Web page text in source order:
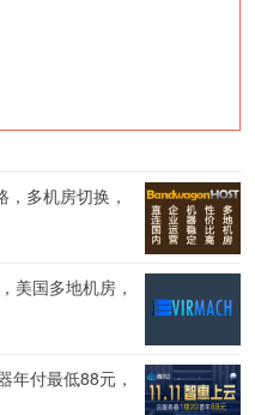
多机房切换，
美国多地机房，
年付最低88元，